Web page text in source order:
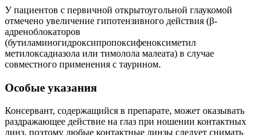
У пациентов с первичной открытоугольной глаукомой
отмечено увеличение гипотензивного действия (β-
адреноблокаторов
(бутиламиногидроксипропоксифеноксиметил
метилоксадиазола или тимолола малеата) в случае
совместного применения с таурином.
Особые указания
Консервант, содержащийся в препарате, может оказывать
раздражающее действие на глаз при ношении контактных
линз, поэтому любые контактные линзы следует снимать